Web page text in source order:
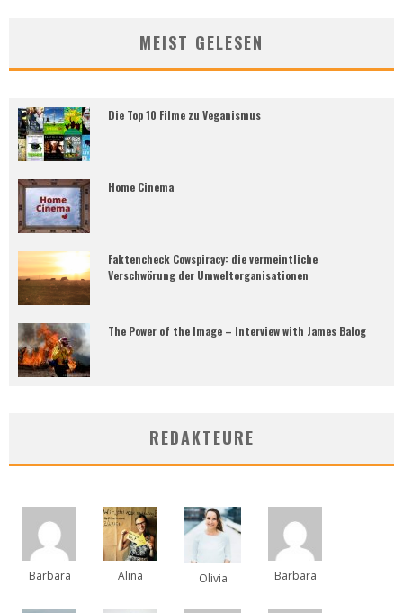
MEIST GELESEN
Die Top 10 Filme zu Veganismus
Home Cinema
Faktencheck Cowspiracy: die vermeintliche
Verschwörung der Umweltorganisationen
The Power of the Image – Interview with James Balog
REDAKTEURE
Barbara Alina Olivia Barbara